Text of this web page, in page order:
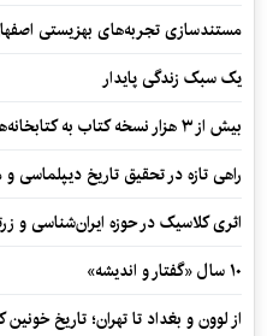
مستندسازی تجربه‌های بهزیستی
یک سبک زندگی پایدار
بیش از ۳ هزار نسخه کتاب به کتابخانه‌های عمومی کردستان اختصاص یافت
راهی تازه در تحقیق تاریخ دیپلماسی
اثری کلاسیک در حوزه ایران‌شناسی و
۱۰ سال «گفتار و اندیشه»
از لوون و بغداد تا تهران؛ تاریخ خونین